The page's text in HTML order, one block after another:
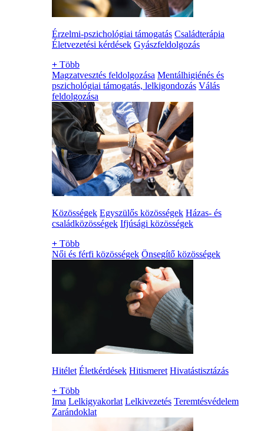
Érzelmi-pszichológiai támogatás Családterápia
Életvezetési kérdések Gyászfeldolgozás
+ Több
Magzatvesztés feldolgozása Mentálhigiénés és
pszichológiai támogatás, lelkigondozás Válás
feldolgozása
Közösségek Egyszülős közösségek Házas- és
családközösségek Ifjúsági közösségek
+ Több
Női és férfi közösségek Önsegítő közösségek
Hitélet Életkérdések Hitismeret Hivatástisztázás
+ Több
Ima Lelkigyakorlat Lelkivezetés Teremtésvédelem
Zarándoklat